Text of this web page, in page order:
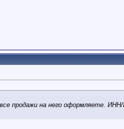
продажи на него оформляете.